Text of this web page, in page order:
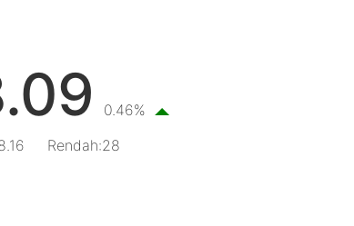
0.46%
Rendah:28